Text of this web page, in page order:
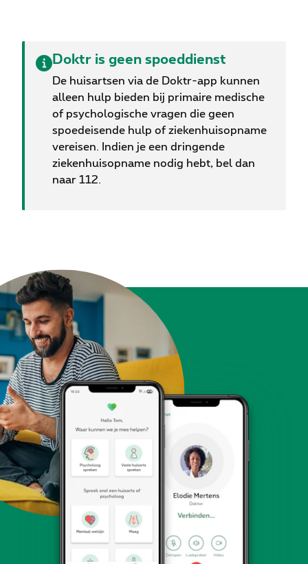
Doktr is geen spoeddienst
De huisartsen via de Doktr-app kunnen
alleen hulp bieden bij primaire medische
of psychologische vragen die geen
spoedeisende hulp of ziekenhuisopname
vereisen. Indien je een dringende
ziekenhuisopname nodig hebt, bel dan
naar 112.